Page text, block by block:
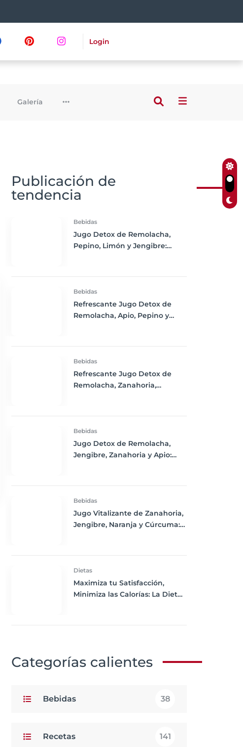
Login
Galería
Publicación de
tendencia
Bebidas
Jugo Detox de Remolacha,
Pepino, Limón y Jengibre:
Bebidas
Refrescante Jugo Detox de
Remolacha, Apio, Pepino y
Bebidas
Refrescante Jugo Detox de
Remolacha, Zanahoria,
Bebidas
Jugo Detox de Remolacha,
Jengibre, Zanahoria y Apio:
Bebidas
Jugo Vitalizante de Zanahoria,
Jengibre, Naranja y Cúrcuma:
Dietas
Maximiza tu Satisfacción,
Minimiza las Calorías: La Dieta
Categorías calientes
Bebidas 38
Recetas 141